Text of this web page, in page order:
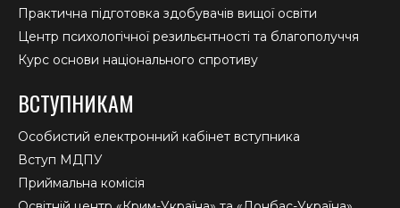
Практична підготовка здобувачів вищої освіти
Центр психологічної резильєнтності та благополуччя
Курс основи національного спротиву
ВСТУПНИКАМ
Особистий електронний кабінет вступника
Вступ МДПУ
Приймальна комісія